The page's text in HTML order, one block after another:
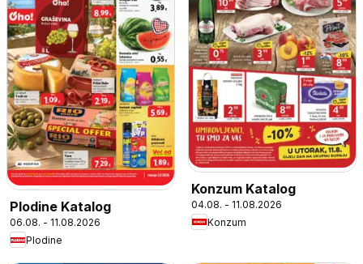
Plodine Katalog
06.08. - 11.08.2026
Plodine
Konzum Katalog
04.08. - 11.08.2026
Konzum